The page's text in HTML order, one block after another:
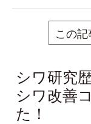
この
シワ研究
シワ改善
た！